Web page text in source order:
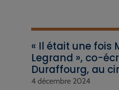
« Il était une fois
Legrand », co-
Duraffourg, au
4 décembre 2024